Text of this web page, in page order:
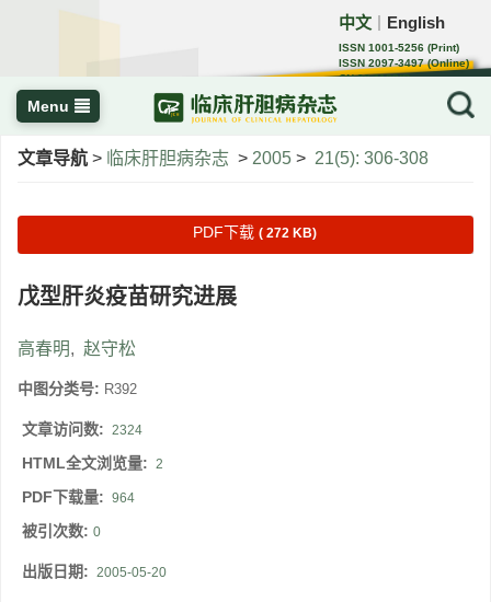
中文 English
ISSN 1001-5256 (Print)
ISSN 2097-3497 (Online)
CN 22-1108/R
Menu
文章导航 > 临床肝胆病杂志 > 2005 > 21(5): 306-308
PDF下载 ( 272 KB)
戊型肝炎疫苗研究进展
高春明, 赵守松
中图分类号: R392
文章访问数: 2324
HTML全文浏览量: 2
PDF下载量: 964
被引次数: 0
出版日期: 2005-05-20